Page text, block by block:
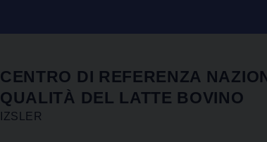
CENTRO DI REFERENZA
QUALITÀ DEL LATTE BOVINO
IZSLER